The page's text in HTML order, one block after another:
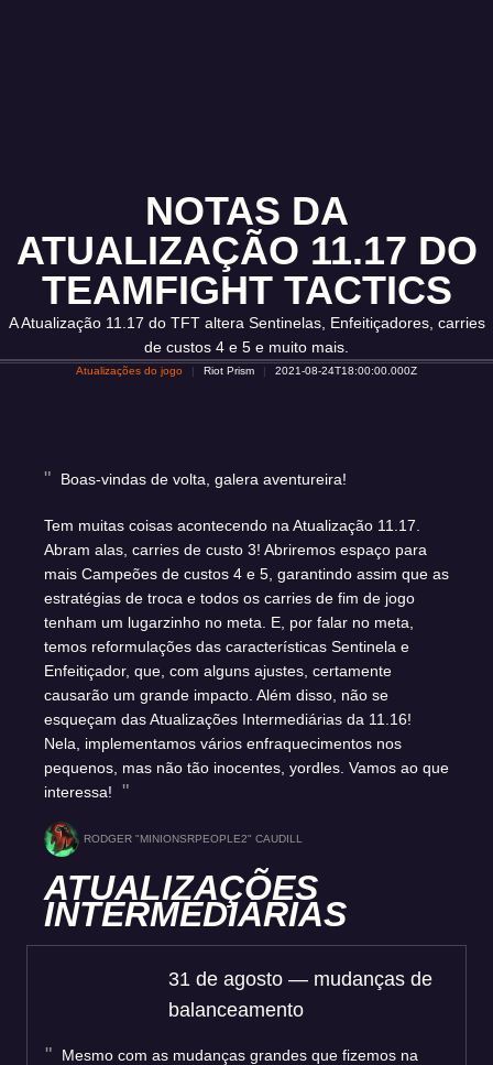
NOTAS DA
ATUALIZAÇÃO 11.17 DO
TEAMFIGHT TACTICS
A Atualização 11.17 do TFT altera Sentinelas, Enfeitiçadores, carries
de custos 4 e 5 e muito mais.
Atualizações do jogo Riot Prism 2021-08-24T18:00:00.000Z
Boas-vindas de volta, galera aventureira!
Tem muitas coisas acontecendo na Atualização 11.17.
Abram alas, carries de custo 3! Abriremos espaço para
mais Campeões de custos 4 e 5, garantindo assim que as
estratégias de troca e todos os carries de fim de jogo
tenham um lugarzinho no meta. E, por falar no meta,
temos reformulações das características Sentinela e
Enfeitiçador, que, com alguns ajustes, certamente
causarão um grande impacto. Além disso, não se
esqueçam das Atualizações Intermediárias da 11.16!
Nela, implementamos vários enfraquecimentos nos
pequenos, mas não tão inocentes, yordles. Vamos ao que
interessa!
RODGER "MINIONSRPEOPLE2" CAUDILL
ATUALIZAÇÕES
INTERMEDIÁRIAS
31 de agosto — mudanças de
balanceamento
Mesmo com as mudanças grandes que fizemos na